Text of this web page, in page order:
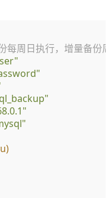
每周日执行，增量备份
)